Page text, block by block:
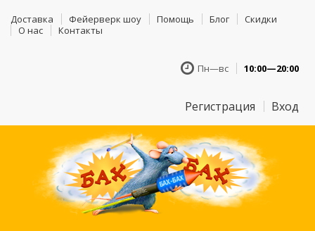
Доставка Фейерверк шоу Помощь Блог
Скидки
О нас
Контакты
Пн—вс 10:00—20:00
Регистрация Вход